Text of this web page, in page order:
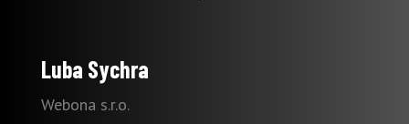
Luba Sychra
Webona s.r.o.